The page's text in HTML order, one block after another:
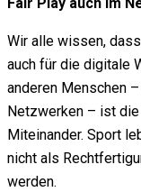
Wir alle wissen,
auch für die digitale
anderen Menschen
Netzwerken – ist
Miteinander. Sport
nicht als
werden.